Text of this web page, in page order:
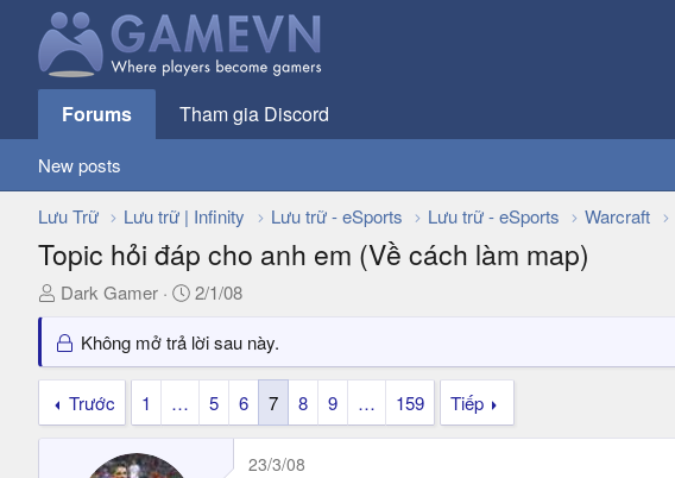
Forums Tham gia Discord
New posts
Lưu Trữ Lưu trữ | Infinity Lưu trữ - eSports Lưu trữ - eSports Warcraft
Topic hỏi đáp cho anh em (Về cách làm map)
T
r
e
Dark Gamer
N
à
y
2/1/08
Không mở trả lời sau này.
Trước 1 … 5 6 7 8 9 … 159 Tiếp
23/3/08